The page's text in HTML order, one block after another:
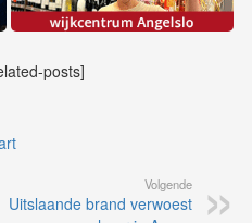
posts]
Volgende
Uitslaande brand verwoest